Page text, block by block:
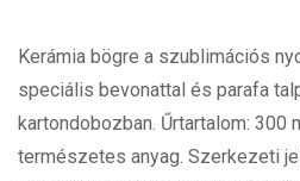
Kerámia bögre a szublimációs
speciális bevonattal és parafa
kartondobozban. Űrtartalom: 300
természetes anyag. Szerkezeti